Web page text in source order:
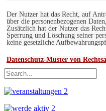
Der Nutzer hat das Recht, auf
über die personenbezogenen
Zusätzlich hat der Nutzer das
Sperrung und Löschung seiner
keine gesetzliche
Datenschutz-Muster von